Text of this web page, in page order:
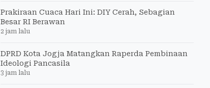
Prakiraan Cuaca Hari Ini: DIY Cerah, Sebagian
Besar RI Berawan
2 jam lalu
DPRD Kota Jogja Matangkan Raperda Pembinaan
Ideologi Pancasila
3 jam lalu